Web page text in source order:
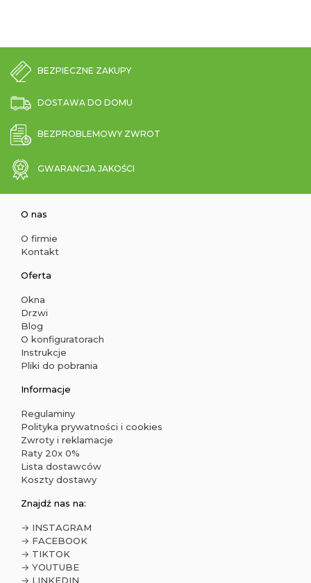
BEZPIECZNE ZAKUPY
DOSTAWA DO DOMU
BEZPROBLEMOWY ZWROT
GWARANCJA JAKOŚCI
O nas
O firmie
Kontakt
Oferta
Okna
Drzwi
Blog
O konfiguratorach
Instrukcje
Pliki do pobrania
Informacje
Regulaminy
Polityka prywatności i cookies
Zwroty i reklamacje
Raty 20x 0%
Lista dostawców
Koszty dostawy
Znajdź nas na:
→ INSTAGRAM
→ FACEBOOK
→ TIKTOK
→ YOUTUBE
→ LINKEDIN